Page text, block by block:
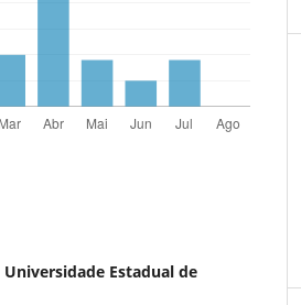
Universidade Estadual de